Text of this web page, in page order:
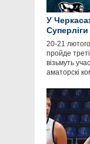
У
20-21
пройде
візьмуть
аматорскі